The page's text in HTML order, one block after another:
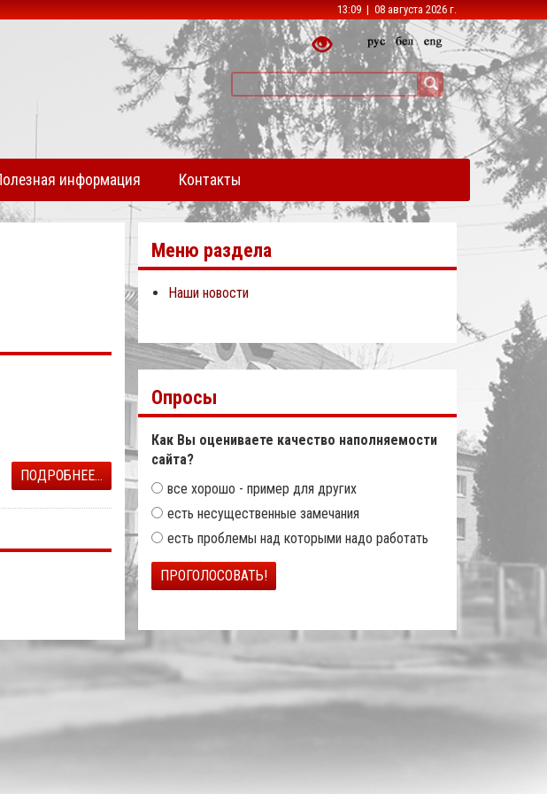
13:09 | 08 августа 2026 г.
Полезная информация Контакты
ПОДРОБНЕЕ...
Меню раздела
Наши новости
Опросы
Как Вы оцениваете качество наполняемости
сайта?
все хорошо - пример для других
есть несущественные замечания
есть проблемы над которыми надо работать
ПРОГОЛОСОВАТЬ!